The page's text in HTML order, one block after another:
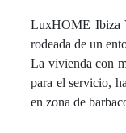
LuxHOME Ibiza
rodeada de un
La vivienda con
para el servicio,
en zona de